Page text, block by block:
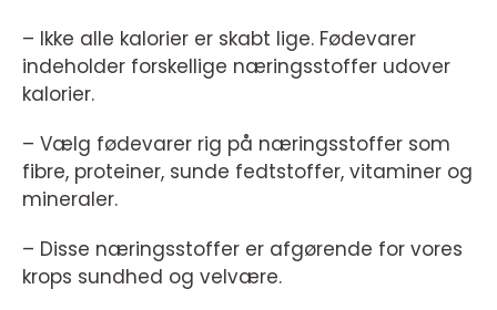
– Ikke alle kalorier er skabt lige. Fødevarer
indeholder forskellige næringsstoffer udover
kalorier.
– Vælg fødevarer rig på næringsstoffer som
fibre, proteiner, sunde fedtstoffer, vitaminer og
mineraler.
– Disse næringsstoffer er afgørende for vores
krops sundhed og velvære.